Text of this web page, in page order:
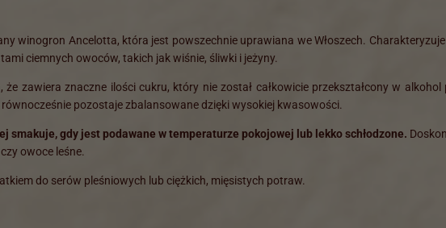
winogron Ancelotta, która jest powszechnie uprawiana we Włoszech.
ciemnych owoców, takich jak wiśnie, śliwki i jeżyny.
że zawiera znaczne ilości cukru, który nie został całkowicie przekształcony w
pozostaje zbalansowane dzięki wysokiej kwasowości.
smakuje, gdy jest podawane w temperaturze pokojowej lub lekko schłodzone.
owoce leśne.
do serów pleśniowych lub ciężkich, mięsistych potraw.